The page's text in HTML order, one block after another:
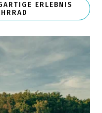
ERLEBNIS